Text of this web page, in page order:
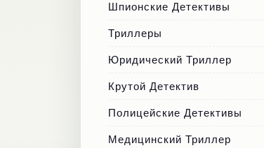
Шпионские Детективы
Триллеры
Юридический Триллер
Крутой Детектив
Полицейские Детективы
Медицинский Триллер